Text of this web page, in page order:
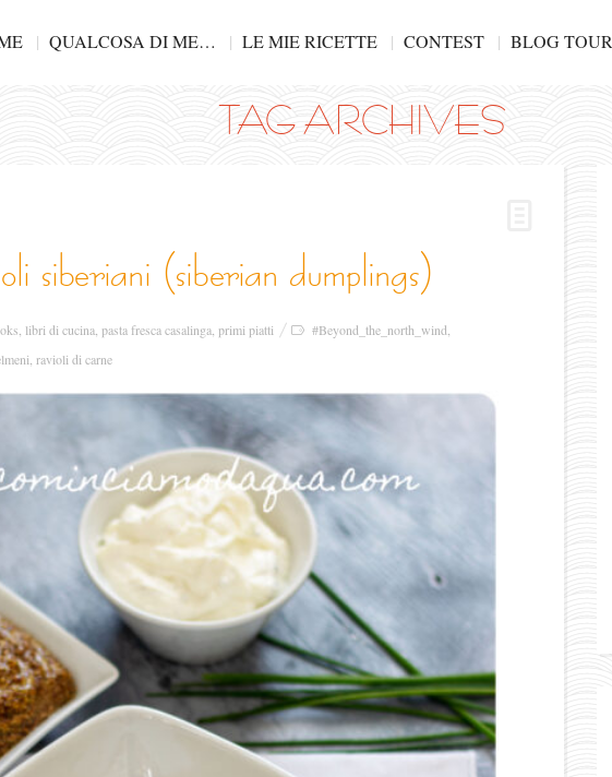
QUALCOSA DI ME… LE MIE RICETTE CONTEST BLOG TOUR
TAG ARCHIVES
siberiani (siberian dumplings)
libri di cucina pasta fresca casalinga primi piatti #Beyond_the_north_wind
ravioli di carne